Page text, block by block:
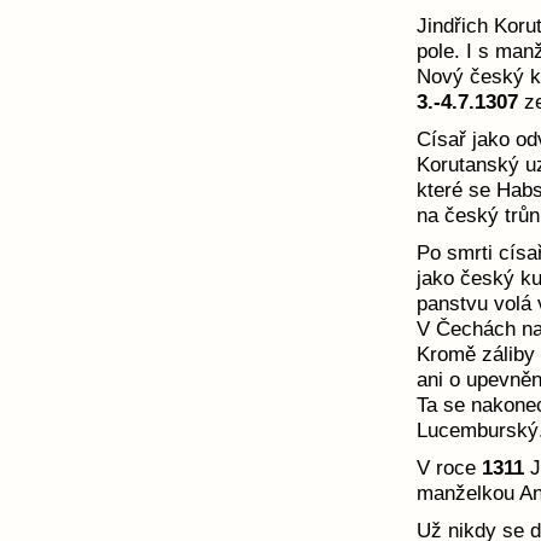
Jindřich
pole. I s
Nový český
3.-4.7.1307
Císař jako
Korutanský
které se
na český
Po smrti
jako český
panstvu volá
V Čechách
Kromě
ani o
Ta se
V roce 1311
manželkou
Už nikdy se